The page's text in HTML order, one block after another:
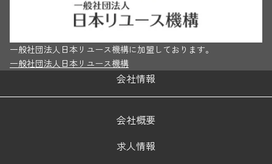
一般社団法人日本リユース機構に加盟しております。
一般社団法人日本リユース機構
会社情報
会社概要
求人情報